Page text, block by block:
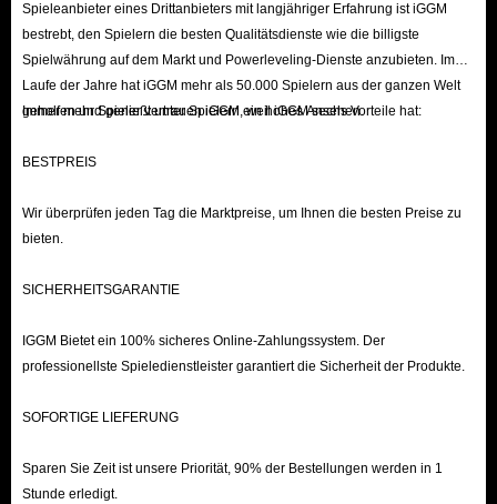
Spieleanbieter eines Drittanbieters mit langjähriger Erfahrung ist iGGM
bestrebt, den Spielern die besten Qualitätsdienste wie die billigste
Spielwährung auf dem Markt und Powerleveling-Dienste anzubieten. Im
Laufe der Jahre hat iGGM mehr als 50.000 Spielern aus der ganzen Welt
geholfen und genießt unter Spielern ein hohes Ansehen.
Immer mehr Spieler vertrauen iGGM, weil iGGM sechs Vorteile hat:
BESTPREIS
Wir überprüfen jeden Tag die Marktpreise, um Ihnen die besten Preise zu
bieten.
SICHERHEITSGARANTIE
IGGM Bietet ein 100% sicheres Online-Zahlungssystem. Der
professionellste Spieledienstleister garantiert die Sicherheit der Produkte.
SOFORTIGE LIEFERUNG
Sparen Sie Zeit ist unsere Priorität, 90% der Bestellungen werden in 1
Stunde erledigt.